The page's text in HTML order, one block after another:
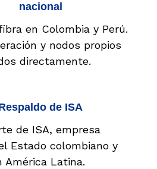
nacional
en Colombia y Perú.
y nodos propios
directamente.
de ISA
de ISA, empresa
Estado colombiano y
América Latina.